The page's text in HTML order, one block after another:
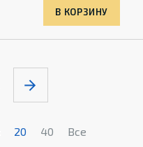
В КОРЗИНУ
20 40 Все